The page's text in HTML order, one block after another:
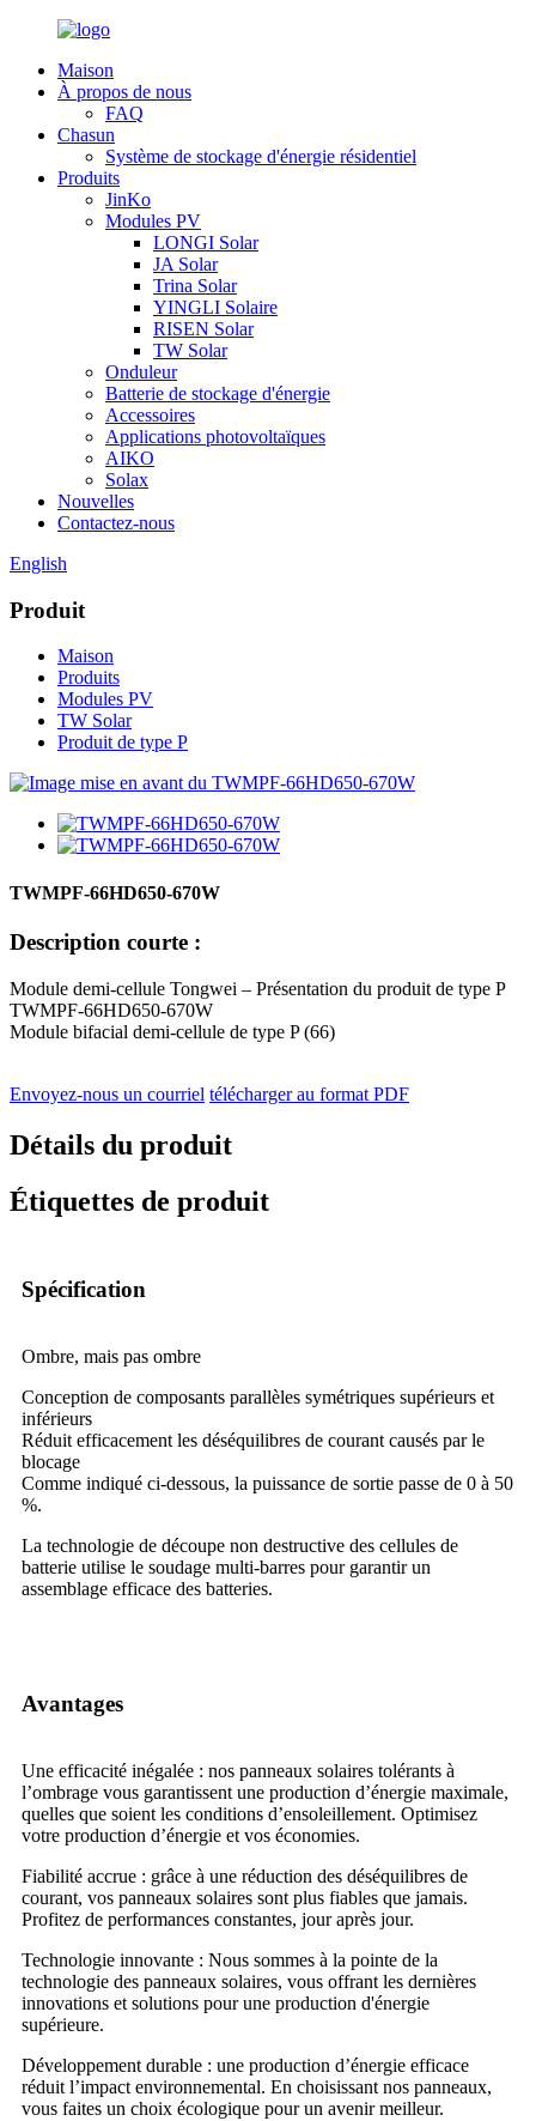
Maison
À propos de nous
FAQ
Chasun
Système de stockage d'énergie résidentiel
Produits
JinKo
Modules PV
LONGI Solar
JA Solar
Trina Solar
YINGLI Solaire
RISEN Solar
TW Solar
Onduleur
Batterie de stockage d'énergie
Accessoires
Applications photovoltaïques
AIKO
Solax
Nouvelles
Contactez-nous
English
Produit
Maison
Produits
Modules PV
TW Solar
Produit de type P
TWMPF-66HD650-670W
Description courte :
Module demi-cellule Tongwei – Présentation du produit de type P
TWMPF-66HD650-670W
Module bifacial demi-cellule de type P (66)
Envoyez-nous un courriel télécharger au format PDF
Détails du produit
Étiquettes de produit
Spécification
Ombre, mais pas ombre
Conception de composants parallèles symétriques supérieurs et
inférieurs
Réduit efficacement les déséquilibres de courant causés par le
blocage
Comme indiqué ci-dessous, la puissance de sortie passe de 0 à 50
%.
La technologie de découpe non destructive des cellules de
batterie utilise le soudage multi-barres pour garantir un
assemblage efficace des batteries.
Avantages
Une efficacité inégalée : nos panneaux solaires tolérants à
l’ombrage vous garantissent une production d’énergie maximale,
quelles que soient les conditions d’ensoleillement. Optimisez
votre production d’énergie et vos économies.
Fiabilité accrue : grâce à une réduction des déséquilibres de
courant, vos panneaux solaires sont plus fiables que jamais.
Profitez de performances constantes, jour après jour.
Technologie innovante : Nous sommes à la pointe de la
technologie des panneaux solaires, vous offrant les dernières
innovations et solutions pour une production d'énergie
supérieure.
Développement durable : une production d’énergie efficace
réduit l’impact environnemental. En choisissant nos panneaux,
vous faites un choix écologique pour un avenir meilleur.